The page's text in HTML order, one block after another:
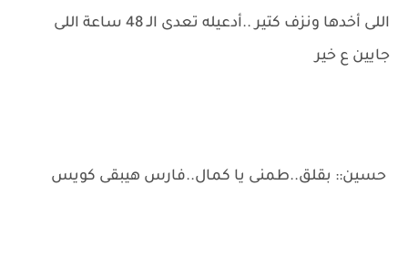
اللى أخدها ونزف كتير ..أدعيله تعدى الـ 48 ساعة اللى
جايين ع خير
حسين:: بقلق..طمنى يا كمال..فارس هيبقى كويس